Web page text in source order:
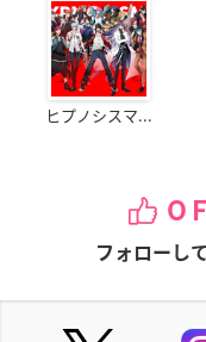
ヒプノシスマ...
フォローし